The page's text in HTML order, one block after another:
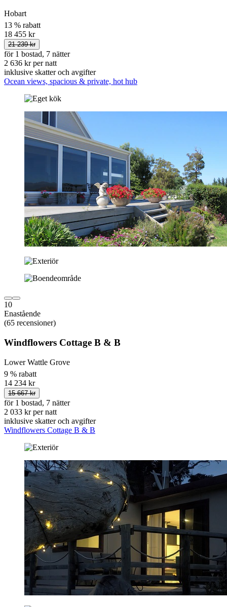
Hobart
13 % rabatt
18 455 kr
21 239 kr
för 1 bostad, 7 nätter
2 636 kr per natt
inklusive skatter och avgifter
Ocean views, spacious & private, hot hub
10
Enastående
(65 recensioner)
Windflowers Cottage B & B
Lower Wattle Grove
9 % rabatt
14 234 kr
15 667 kr
för 1 bostad, 7 nätter
2 033 kr per natt
inklusive skatter och avgifter
Windflowers Cottage B & B